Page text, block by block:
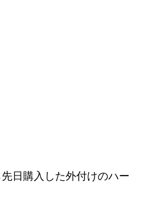
日購入した外付けのハー